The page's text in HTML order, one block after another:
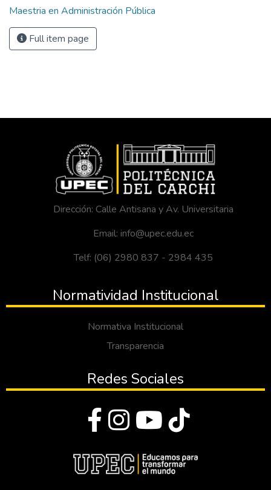
Maestria en Administración Pública
Full item page
Dirección: Calle Antisana y Av. Universitaria
Email: info@upec.edu.ec
Telf: (06) 2980 837 - 2984 435
Normatividad Institucional
Normativa Institucional
Transparencia
Redes Sociales